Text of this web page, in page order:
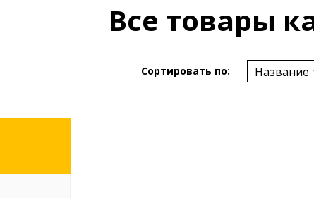
Все товары
Сортировать по: Название